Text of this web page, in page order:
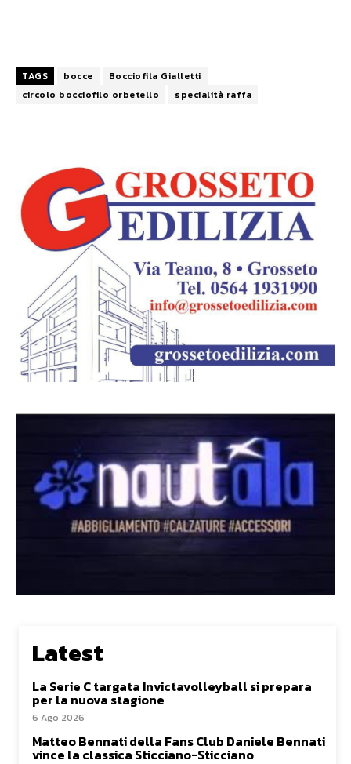
TAGS bocce
Bocciofila Gialletti
circolo bocciofilo orbetello
specialità raffa
Latest
La Serie C targata Invictavolleyball si prepara
per la nuova stagione
6 Ago 2026
Matteo Bennati della Fans Club Daniele Bennati
vince la classica Sticciano-Sticciano